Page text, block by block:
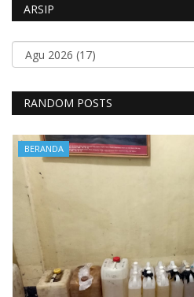
ARSIP
RANDOM POSTS
BERANDA